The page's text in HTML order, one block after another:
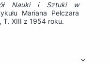
Nauki i Sztuki w
Mariana Pelczara
T. XIII z 1954 roku.